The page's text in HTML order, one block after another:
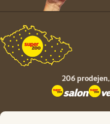
206 prodejen,